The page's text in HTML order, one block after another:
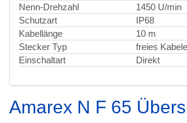
Nenn-Drehzahl
1450 U/min
Schutzart
IP68
Kabellänge
10 m
Stecker Typ
freies
Einschaltart
Direkt
Amarex N F 65